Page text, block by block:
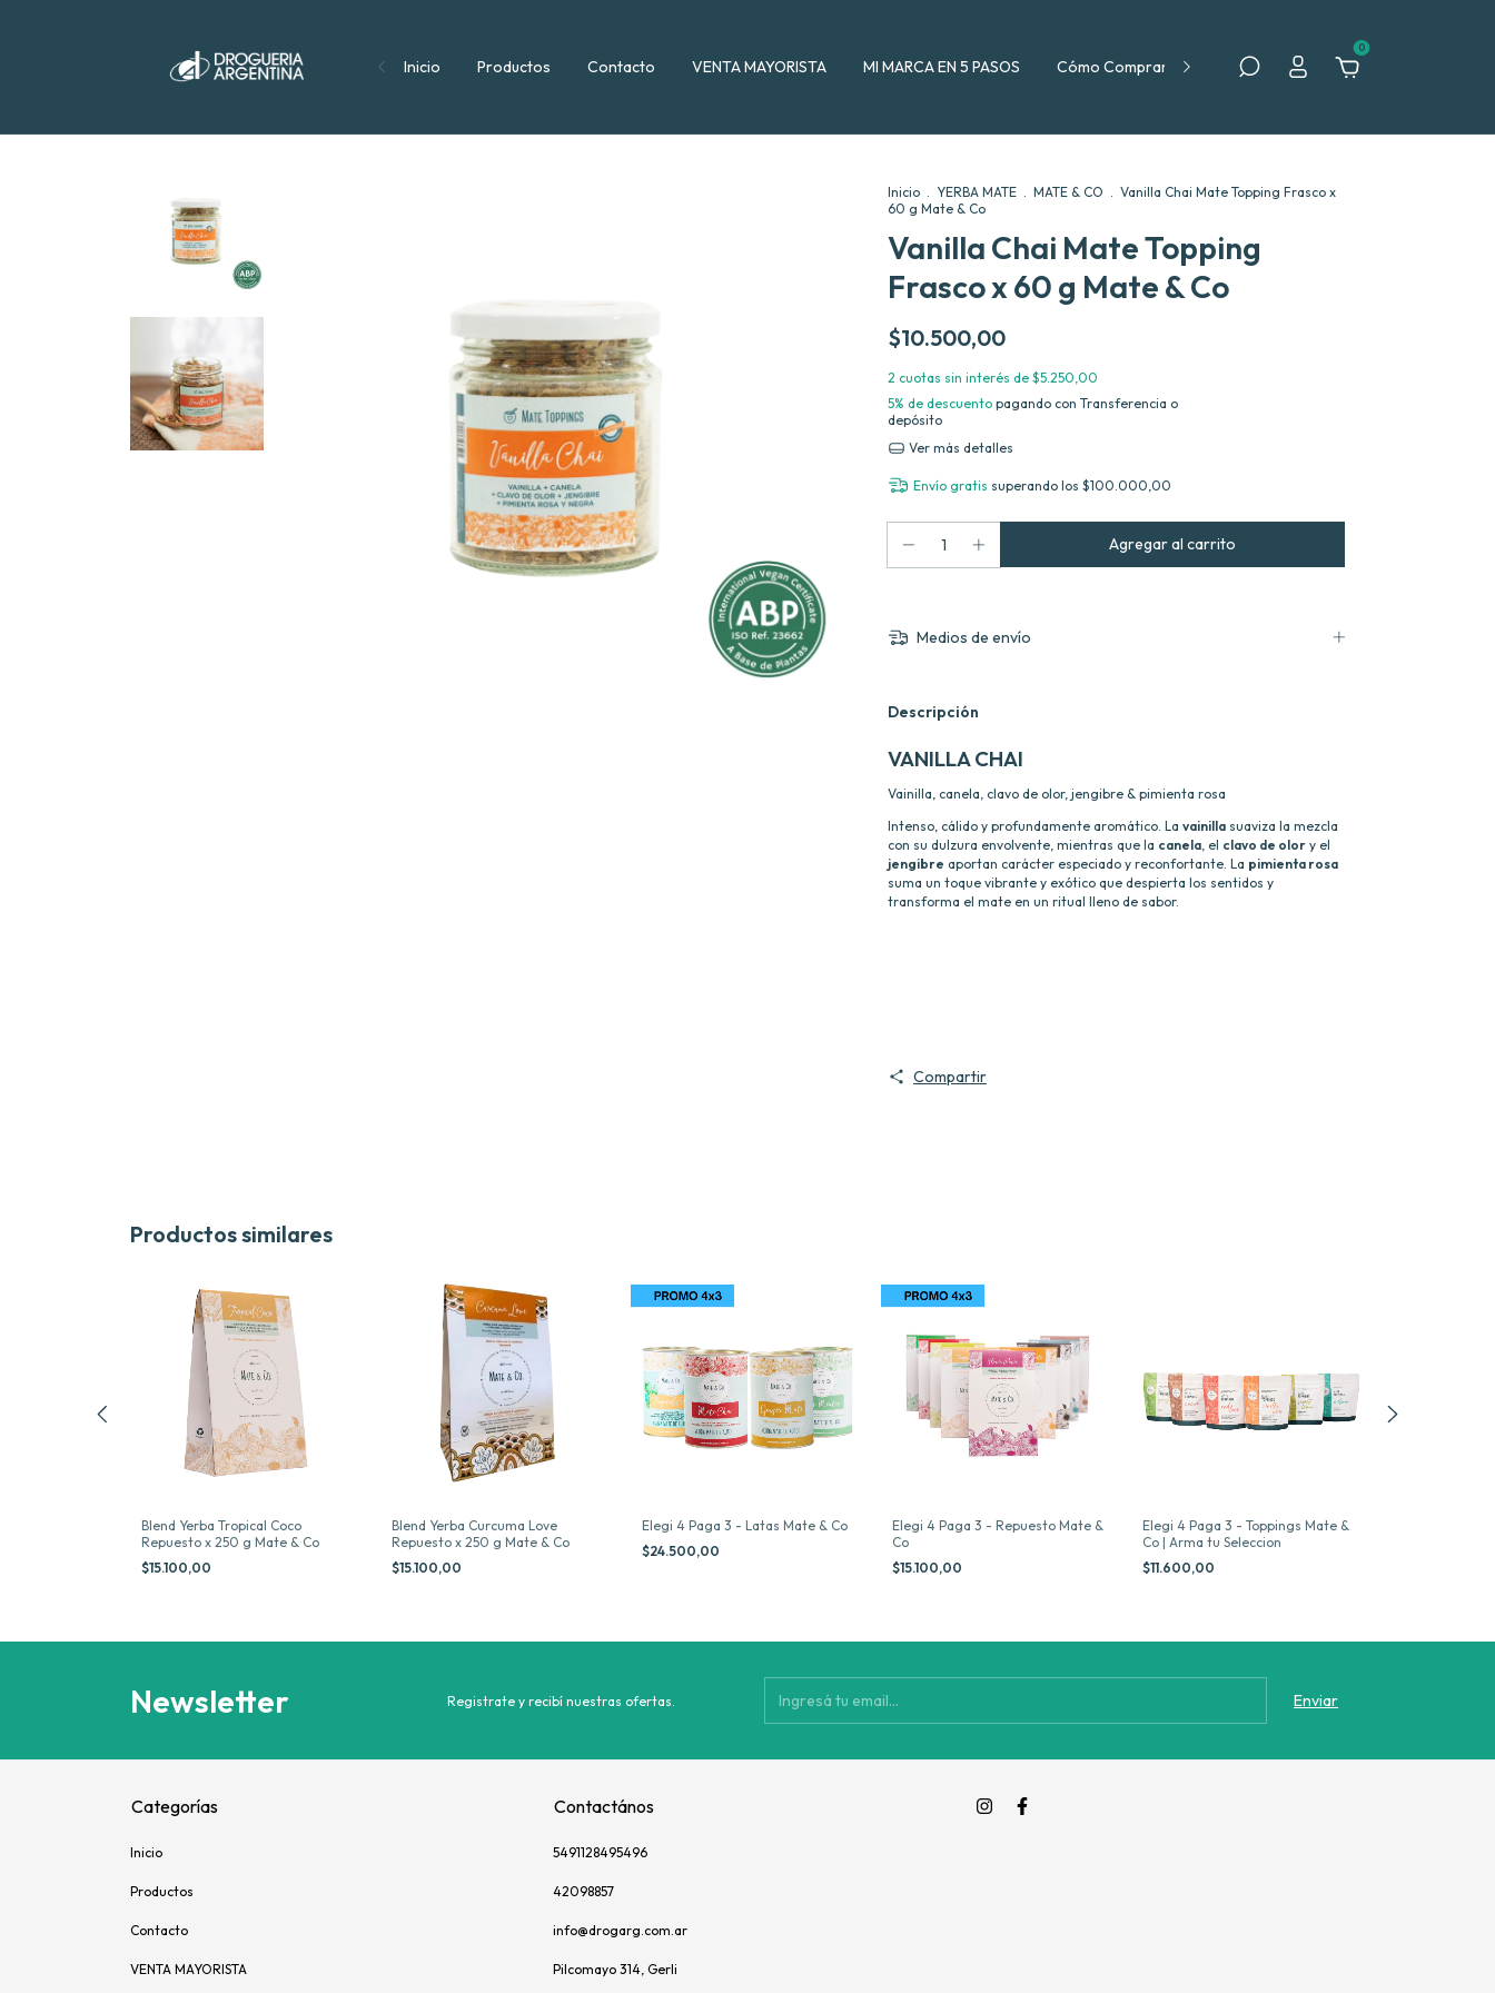
Inicio Productos Contacto VENTA MAYORISTA MI MARCA EN 5 PASOS Cómo Comprar Política de Devolución
0
Inicio . YERBA MATE . MATE & CO . Vanilla Chai Mate Topping Frasco x
60 g Mate & Co
Vanilla Chai Mate Topping
Frasco x 60 g Mate & Co
$10.500,00
2 cuotas sin interés de $5.250,00
5% de descuento pagando con Transferencia o
depósito
Ver más detalles
Envío gratis superando los $100.000,00
Medios de envío
Descripción
VANILLA CHAI
Vainilla, canela, clavo de olor, jengibre & pimienta rosa
Intenso, cálido y profundamente aromático. La vainilla suaviza la mezcla
con su dulzura envolvente, mientras que la canela , el clavo de olor y el
jengibre aportan carácter especiado y reconfortante. La pimienta rosa
suma un toque vibrante y exótico que despierta los sentidos y
transforma el mate en un ritual lleno de sabor.
Compartir
Productos similares
Blend Yerba Tropical Coco
Repuesto x 250 g Mate & Co
$15.100,00
Blend Yerba Curcuma Love
Repuesto x 250 g Mate & Co
$15.100,00
Elegi 4 Paga 3 - Latas Mate & Co
$24.500,00
Elegi 4 Paga 3 - Repuesto Mate &
Co
$15.100,00
Elegi 4 Paga 3 - Toppings Mate &
Co | Arma tu Seleccion
$11.600,00
Newsletter Registrate y recibí nuestras ofertas.
Categorías
Inicio
Productos
Contacto
VENTA MAYORISTA
Contactános
5491128495496
42098857
info@drogarg.com.ar
Pilcomayo 314, Gerli